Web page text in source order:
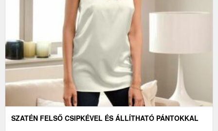
SZATÉN FELSŐ CSIPKÉVEL ÉS ÁLLÍTHATÓ PÁNTOKKAL